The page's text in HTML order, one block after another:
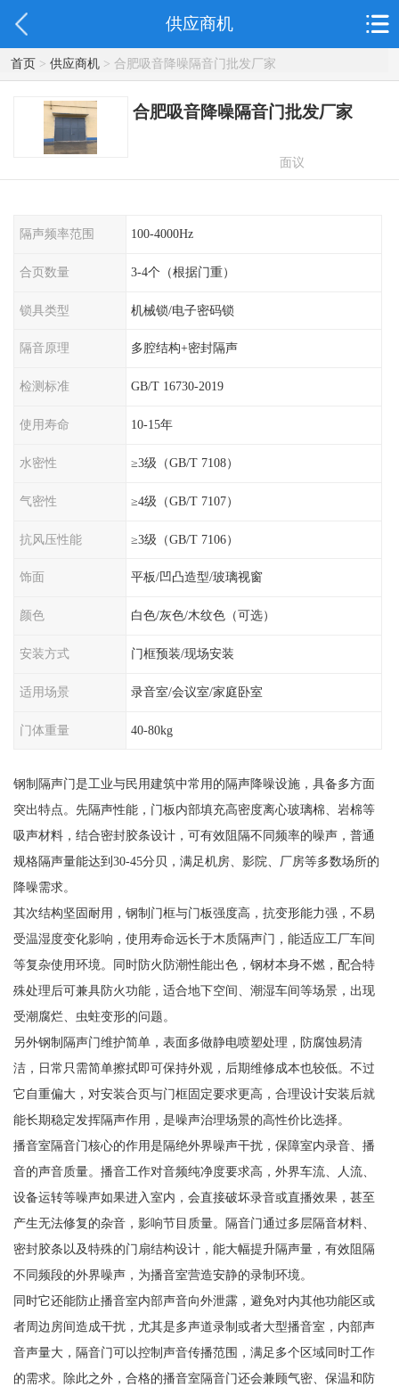
供应商机
首页> 供应商机> 合肥吸音降噪隔音门批发厂家
合肥吸音降噪隔音门批发厂家
面议
隔声频率范围 100-4000Hz
合页数量 3-4个（根据门重）
锁具类型 机械锁/电子密码锁
隔音原理 多腔结构+密封隔声
检测标准 GB/T 16730-2019
使用寿命 10-15年
水密性 ≥3级（GB/T 7108）
气密性 ≥4级（GB/T 7107）
抗风压性能 ≥3级（GB/T 7106）
饰面 平板/凹凸造型/玻璃视窗
颜色 白色/灰色/木纹色（可选）
安装方式 门框预装/现场安装
适用场景 录音室/会议室/家庭卧室
门体重量 40-80kg
钢制隔声门是工业与民用建筑中常用的隔声降噪设施，具备多方面
突出特点。先隔声性能，门板内部填充高密度离心玻璃棉、岩棉等
吸声材料，结合密封胶条设计，可有效阻隔不同频率的噪声，普通
规格隔声量能达到30-45分贝，满足机房、影院、厂房等多数场所的
降噪需求。
其次结构坚固耐用，钢制门框与门板强度高，抗变形能力强，不易
受温湿度变化影响，使用寿命远长于木质隔声门，能适应工厂车间
等复杂使用环境。同时防火防潮性能出色，钢材本身不燃，配合特
殊处理后可兼具防火功能，适合地下空间、潮湿车间等场景，出现
受潮腐烂、虫蛀变形的问题。
另外钢制隔声门维护简单，表面多做静电喷塑处理，防腐蚀易清
洁，日常只需简单擦拭即可保持外观，后期维修成本也较低。不过
它自重偏大，对安装合页与门框固定要求更高，合理设计安装后就
能长期稳定发挥隔声作用，是噪声治理场景的高性价比选择。
播音室隔音门核心的作用是隔绝外界噪声干扰，保障室内录音、播
音的声音质量。播音工作对音频纯净度要求高，外界车流、人流、
设备运转等噪声如果进入室内，会直接破坏录音或直播效果，甚至
产生无法修复的杂音，影响节目质量。隔音门通过多层隔音材料、
密封胶条以及特殊的门扇结构设计，能大幅提升隔声量，有效阻隔
不同频段的外界噪声，为播音室营造安静的录制环境。
同时它还能防止播音室内部声音向外泄露，避免对内其他功能区或
者周边房间造成干扰，尤其是多声道录制或者大型播音室，内部声
音声量大，隔音门可以控制声音传播范围，满足多个区域同时工作
的需求。除此之外，合格的播音室隔音门还会兼顾气密、保温和防